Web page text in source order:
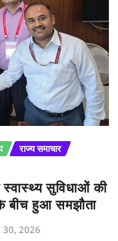
राज्य समाचार
सुविधाओं की
बीच हुआ समझौता
30, 2026